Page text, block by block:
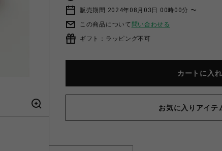
販売期間 2024年08月03日 00時00分 〜
この商品について 問い合わせる
ギフト：ラッピング不可
カートに入
お気に入りアイテ